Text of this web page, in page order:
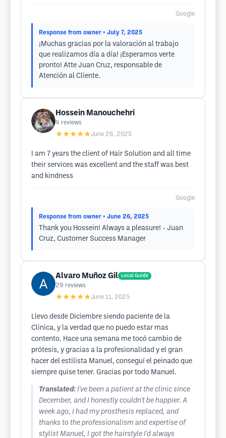
Google
Response from owner • July 7, 2025
¡Muchas gracias por la valoración al trabajo
que realizamos día a día! ¡Esperamos verte
pronto! Atte Juan Cruz, responsable de
Atención al Cliente.
Hossein Manouchehri
4 reviews
★★★★★June 26, 2025
I am 7 years the client of Hair Solution and all time
their services was excellent and the staff was best
and kindness
Google
Response from owner • June 26, 2025
Thank you Hossein! Always a pleasure! - Juan
Cruz, Customer Success Manager
Alvaro Muñoz Gil Local Guide
29 reviews
★★★★★June 11, 2025
Llevo desde Diciembre siendo paciente de la
Clinica, y la verdad que no puedo estar mas
contento. Hace una semana me tocó cambio de
prótesis, y gracias a la profesionalidad y el gran
hacer del estilista Manuel, conseguí el peinado que
siempre quise tener. Gracias por todo Manuel.
Translated: I've been a patient at the clinic since
December, and I honestly couldn't be happier. A
week ago, I had my prosthesis replaced, and
thanks to the professionalism and expertise of
stylist Manuel, I got the hairstyle I'd always